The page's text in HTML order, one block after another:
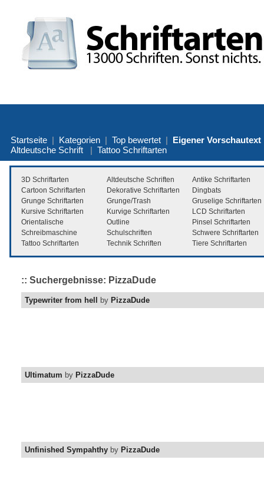
Startseite | Kategorien | Top bewertet | Eigener Vorschautext
Altdeutsche Schrift | Tattoo Schriftarten
3D Schriftarten Altdeutsche Schriften
Antike Schriftarten
Cartoon Schriftarten
Dekorative Schriftarten
Dingbats
Grunge Schriftarten
Grunge/Trash
Gruselige Schriftarten
Kursive Schriftarten
Kurvige Schriftarten
LCD Schriftarten
Orientalische
Outline
Pinsel Schriftarten
Schreibmaschine
Schulschriften
Schwere Schriftarten
Tattoo Schriftarten
Technik Schriften Tiere Schriftarten
:: Suchergebnisse: PizzaDude
Typewriter from hell by PizzaDude
Ultimatum by PizzaDude
Unfinished Sympahthy by PizzaDude